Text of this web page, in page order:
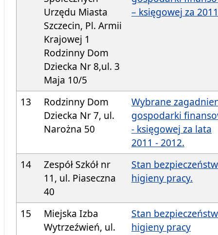
Urzędu Miasta
Szczecin, Pl. Armii
Krajowej 1
Rodzinny Dom
Dziecka Nr 8,ul. 3
Maja 10/5
– księgowej za
13
Rodzinny Dom
Dziecka Nr 7, ul.
Narożna 50
Wybrane
gospodarki
- księgowej za lata
2011 - 2012.
14
Zespół Szkół nr
11, ul. Piaseczna
40
Stan
higieny pracy.
15
Miejska Izba
Wytrzeźwień, ul.
Stan
higieny pracy